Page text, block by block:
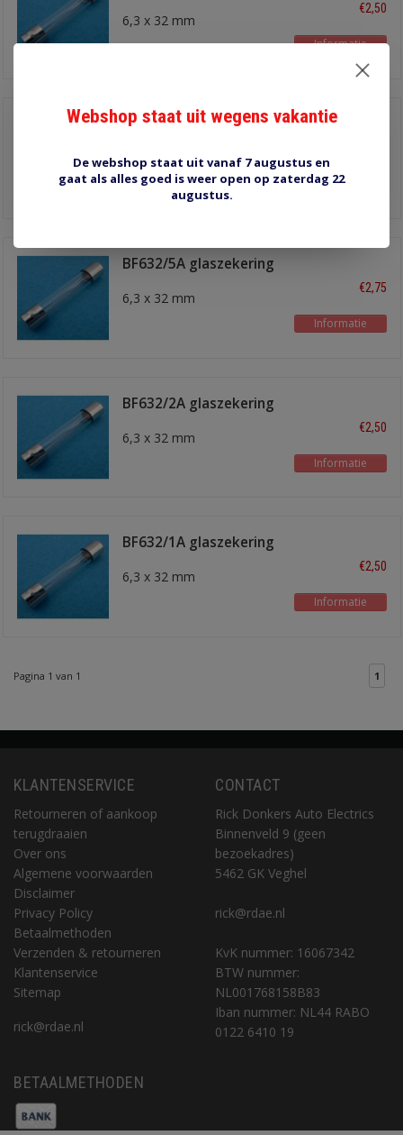
6,3 x 32 mm
€2,50
Informatie
BF632/10A
6,3 x 32 mm
Informatie
BF632/5A glaszekering
6,3 x 32 mm
€2,75
Informatie
BF632/2A glaszekering
6,3 x 32 mm
€2,50
Informatie
BF632/1A glaszekering
6,3 x 32 mm
€2,50
Informatie
Pagina 1 van 1 1
KLANTENSERVICE
Retourneren of aankoop
terugdraaien
Over ons
Algemene voorwaarden
Disclaimer
Privacy Policy
Betaalmethoden
Verzenden & retourneren
Klantenservice
Sitemap
rick@rdae.nl
CONTACT
Rick Donkers Auto Electrics
Binnenveld 9 (geen
bezoekadres)
5462 GK Veghel
rick@rdae.nl
KvK nummer: 16067342
BTW nummer:
NL001768158B83
Iban nummer: NL44 RABO
0122 6410 19
BETAALMETHODEN
Webshop staat uit wegens vakantie
De webshop staat uit vanaf 7 augustus en
gaat als alles goed is weer open op zaterdag 22
augustus.